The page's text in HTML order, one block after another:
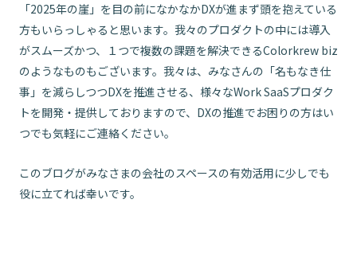
「2025年の崖」を目の前になかなかDXが進まず頭を抱えている
方もいらっしゃると思います。我々のプロダクトの中には導入
がスムーズかつ、１つで複数の課題を解決できるColorkrew biz
のようなものもございます。我々は、みなさんの「名もなき仕
事」を減らしつつDXを推進させる、様々なWork SaaSプロダク
トを開発・提供しておりますので、DXの推進でお困りの方はい
つでも気軽にご連絡ください。
このブログがみなさまの会社のスペースの有効活用に少しでも
役に立てれば幸いです。